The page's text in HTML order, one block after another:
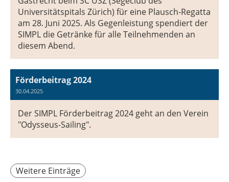
Universitätspitals Zürich) für eine Plausch-Regatta
am 28. Juni 2025. Als Gegenleistung spendiert der
SIMPL die Getränke für alle Teilnehmenden an
diesem Abend.
Förderbeitrag 2024
30.04.2025
Der SIMPL Förderbeitrag 2024 geht an den Verein
"Odysseus-Sailing".
Weitere Einträge